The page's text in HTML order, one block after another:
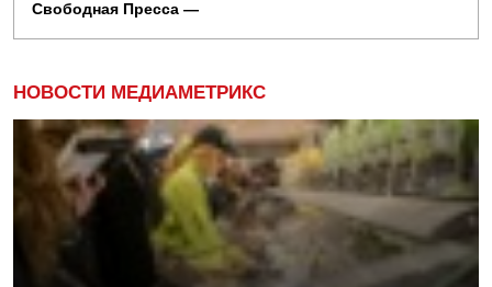
Свободная Пресса —
НОВОСТИ МЕДИАМЕТРИКС